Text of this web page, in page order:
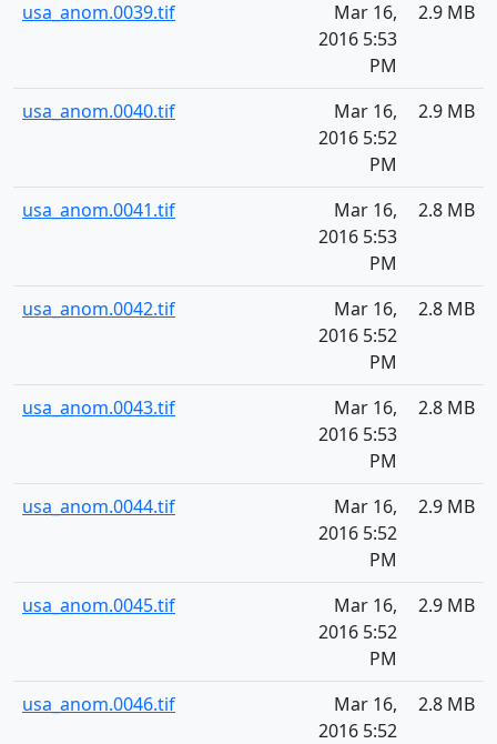
usa_anom.0039.tif
Mar 16,
2016 5:53
PM
2.9 MB
usa_anom.0040.tif
Mar 16,
2016 5:52
PM
2.9 MB
usa_anom.0041.tif
Mar 16,
2016 5:53
PM
2.8 MB
usa_anom.0042.tif
Mar 16,
2016 5:52
PM
2.8 MB
usa_anom.0043.tif
Mar 16,
2016 5:53
PM
2.8 MB
usa_anom.0044.tif
Mar 16,
2016 5:52
PM
2.9 MB
usa_anom.0045.tif
Mar 16,
2016 5:52
PM
2.9 MB
usa_anom.0046.tif
Mar 16,
2016 5:52
2.8 MB